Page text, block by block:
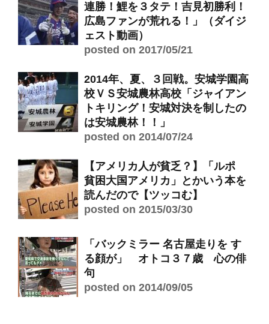
連勝！鯉を３タテ！吉見初勝利！
広島ファンが荒れる！」（ダイジ
ェスト動画）
posted on 2017/05/21
2014年、夏、３回戦。安城学園高
校ＶＳ安城農林高校「ジャイアン
トキリング！安城対決を制したの
は安城農林！！」
posted on 2014/07/24
【アメリカ人が貧乏？】「ルポ
貧困大国アメリカ」とかいう本を
読んだので【ツッコむ】
posted on 2015/03/30
「バックミラー 名古屋走りを す
る顔が」 オトコ３７歳 心の俳
句
posted on 2014/09/05